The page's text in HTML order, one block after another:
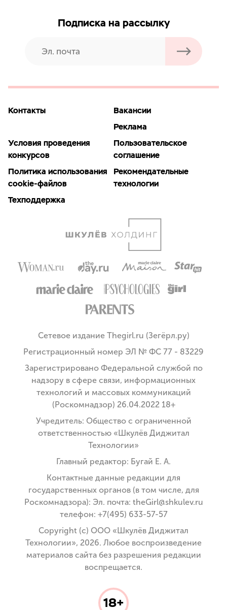
Подписка на рассылку
Контакты
Вакансии
Реклама
Условия проведения
конкурсов
Пользовательское
соглашение
Политика использования
cookie-файлов
Рекомендательные
технологии
Техподдержка
Сетевое издание Thegirl.ru (Зегёрл.ру)
Регистрационный номер ЭЛ № ФС 77 - 83229
Зарегистрировано Федеральной службой по
надзору в сфере связи, информационных
технологий и массовых коммуникаций
(Роскомнадзор) 26.04.2022 18+
Учредитель: Общество с ограниченной
ответственностью «Шкулёв Диджитал
Технологии»
Главный редактор: Бугай Е. А.
Контактные данные редакции для
государственных органов (в том числе, для
Роскомнадзора): Эл. почта: theGirl@shkulev.ru
телефон: +7(495) 633-57-57
Copyright (с) ООО «Шкулёв Диджитал
Технологии», 2026. Любое воспроизведение
материалов сайта без разрешения редакции
воспрещается.
18+